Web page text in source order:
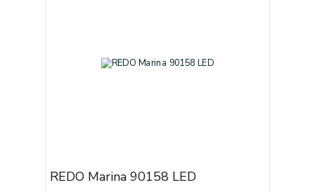
REDO Marina 90158 LED